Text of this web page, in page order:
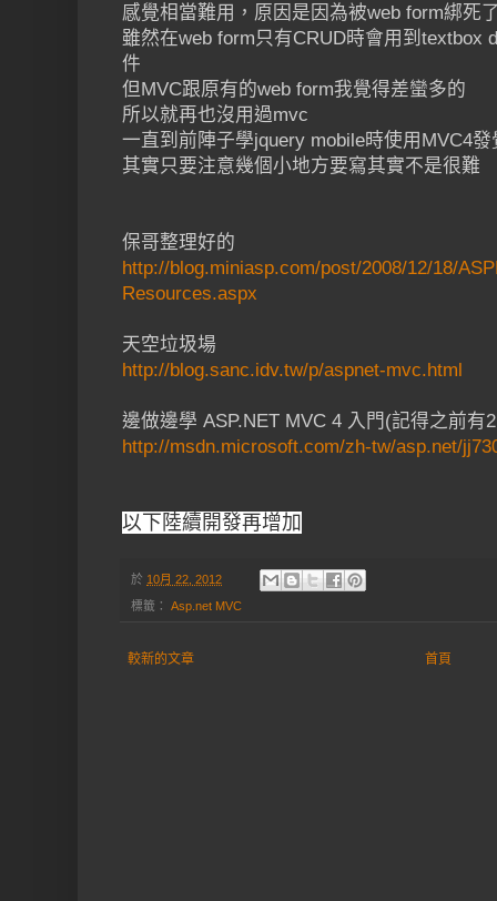
感覺相當難用，原因是因為被web form綁死
雖然在web form只有CRUD時會用到textbox
件
但MVC跟原有的web form我覺得差蠻多的
所以就再也沒用過mvc
一直到前陣子學jquery mobile時使用MVC4發
其實只要注意幾個小地方要寫其實不是很難
保哥整理好的
http://blog.miniasp.com/post/2008/12/18/
Resources.aspx
天空垃圾場
http://blog.sanc.idv.tw/p/aspnet-mvc.html
邊做邊學 ASP.NET MVC 4 入門(記得之前
http://msdn.microsoft.com/zh-tw/asp.net/
以下陸續開發再增加
於 10月 22, 2012
標籤： Asp.net MVC
較新的文章 首頁